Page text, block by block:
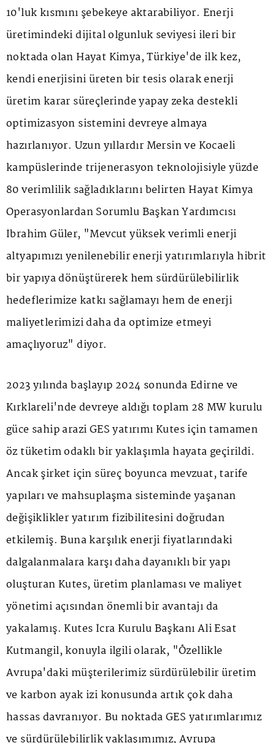
10'luk kısmını şebekeye aktarabiliyor. Enerji
üretimindeki dijital olgunluk seviyesi ileri bir
noktada olan Hayat Kimya, Türkiye'de ilk kez,
kendi enerjisini üreten bir tesis olarak enerji
üretim karar süreçlerinde yapay zeka destekli
optimizasyon sistemini devreye almaya
hazırlanıyor. Uzun yıllardır Mersin ve Kocaeli
kampüslerinde trijenerasyon teknolojisiyle yüzde
80 verimlilik sağladıklarını belirten Hayat Kimya
Operasyonlardan Sorumlu Başkan Yardımcısı
İbrahim Güler, "Mevcut yüksek verimli enerji
altyapımızı yenilenebilir enerji yatırımlarıyla hibrit
bir yapıya dönüştürerek hem sürdürülebilirlik
hedeflerimize katkı sağlamayı hem de enerji
maliyetlerimizi daha da optimize etmeyi
amaçlıyoruz" diyor.
2023 yılında başlayıp 2024 sonunda Edirne ve
Kırklareli'nde devreye aldığı toplam 28 MW kurulu
güce sahip arazi GES yatırımı Kutes için tamamen
öz tüketim odaklı bir yaklaşımla hayata geçirildi.
Ancak şirket için süreç boyunca mevzuat, tarife
yapıları ve mahsuplaşma sisteminde yaşanan
değişiklikler yatırım fizibilitesini doğrudan
etkilemiş. Buna karşılık enerji fiyatlarındaki
dalgalanmalara karşı daha dayanıklı bir yapı
oluşturan Kutes, üretim planlaması ve maliyet
yönetimi açısından önemli bir avantajı da
yakalamış. Kutes İcra Kurulu Başkanı Ali Esat
Kutmangil, konuyla ilgili olarak, "Özellikle
Avrupa'daki müşterilerimiz sürdürülebilir üretim
ve karbon ayak izi konusunda artık çok daha
hassas davranıyor. Bu noktada GES yatırımlarımız
ve sürdürülebilirlik yaklaşımımız, Avrupa